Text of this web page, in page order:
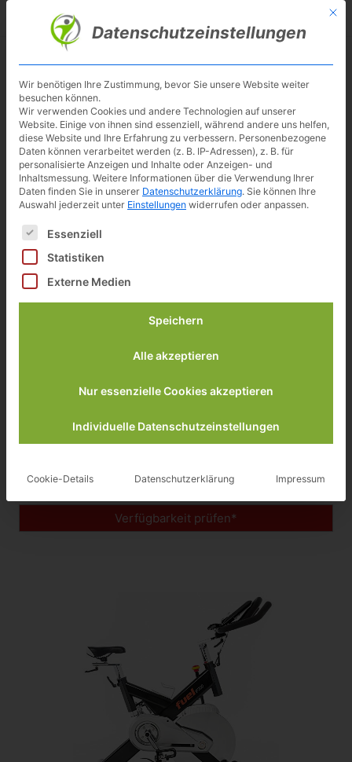
Skip
Besuche meinen Youtube-Kanal ▶︎
Fuel Fitness
Fuel Fitness IF300 Indoor Cycle
Preisvergleich
Verfügbarkeit prüfen*
Mit
Datenschutzeinstellungen
Wir benötigen Ihre Zustimmung, bevor Sie unsere Website weiter
besuchen können.
Wir verwenden Cookies und andere Technologien auf unserer
Website. Einige von ihnen sind essenziell, während andere uns helfen,
diese Website und Ihre Erfahrung zu verbessern. Personenbezogene
Daten können verarbeitet werden (z. B. IP-Adressen), z. B. für
personalisierte Anzeigen und Inhalte oder Anzeigen- und
Inhaltsmessung. Weitere Informationen über die Verwendung Ihrer
Daten finden Sie in unserer Datenschutzerklärung. Sie können Ihre
Auswahl jederzeit unter Einstellungen widerrufen oder anpassen.
Es folgt eine Liste der Service-Gruppen, für die eine
Essenziell
Statistiken
Externe Medien
Speichern
Alle akzeptieren
Nur essenzielle Cookies akzeptieren
Individuelle Datenschutzeinstellungen
Cookie-Details Datenschutzerklärung Impressum